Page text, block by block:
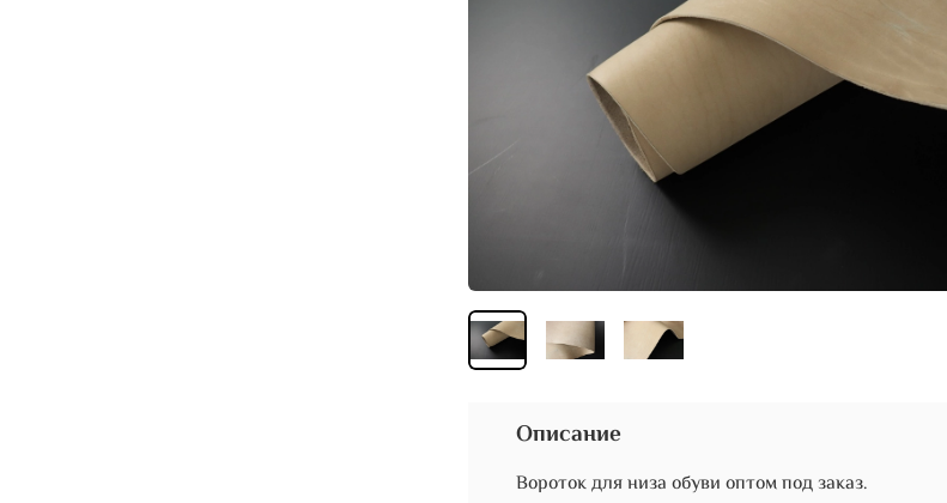
Описание
Вороток для низа обуви оптом под заказ.